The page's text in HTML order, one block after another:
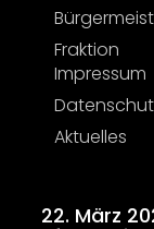
Fraktion
Impressum
Aktuelles
22. März